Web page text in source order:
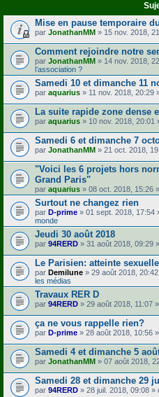
Mise en pause temporaire
par JonathanMM » 15 nov. 2018,
Comment rejoindre notre
par JonathanMM » 14 nov. 2018,
l’association ?
Samedi 10 et dimanche 11
par aquarius » 11 nov. 2018, 20:29
La suite rapide zone dense
par aquarius » 10 nov. 2018, 20:01
Samedi 6 et dimanche 7
par JonathanMM » 21 oct. 2018,
"Voici les 6 projets hors
Grand Paris"
par aquarius » 08 oct. 2018, 15:26
Surtout ne changez rien
par D-prime » 01 sept. 2018, 17:54
monde
Jeudi 30 août 2018
par 94RERD » 31 août 2018, 09:29
Le Parisien: atteinte
par Demilune » 29 août 2018,
les médias
Travaux RER D
par 94RERD » 29 août 2018, 11:07
ça ne vous rappelle rien?
par D-prime » 28 août 2018, 10:56
Samedi 4 et dimanche 5
par JonathanMM » 07 août 2018,
Samedi 28 et dimanche 29
par 94RERD » 28 juil. 2018, 09:08 »